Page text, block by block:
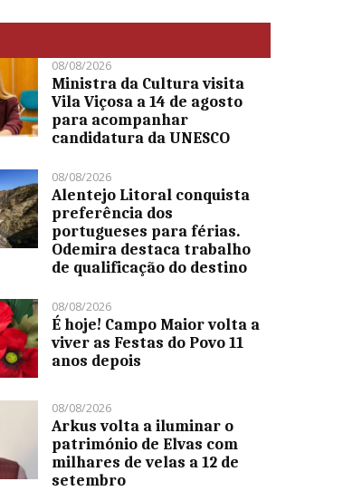
08/08/2026
Ministra da Cultura visita
Vila Viçosa a 14 de agosto
para acompanhar
candidatura da UNESCO
08/08/2026
Alentejo Litoral conquista
preferência dos
portugueses para férias.
Odemira destaca trabalho
de qualificação do destino
08/08/2026
É hoje! Campo Maior volta a
viver as Festas do Povo 11
anos depois
08/08/2026
Arkus volta a iluminar o
património de Elvas com
milhares de velas a 12 de
setembro